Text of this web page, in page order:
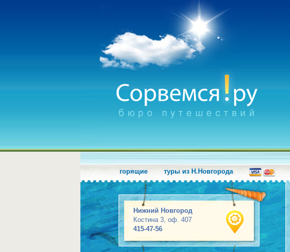
горящие туры из Н.Новгорода
Нижний Новгород
Костина 3, оф. 407
415-47-56